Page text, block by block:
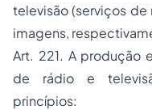
televisão (serviços de
imagens,
Art. 221. A produção
de rádio e
princípios: